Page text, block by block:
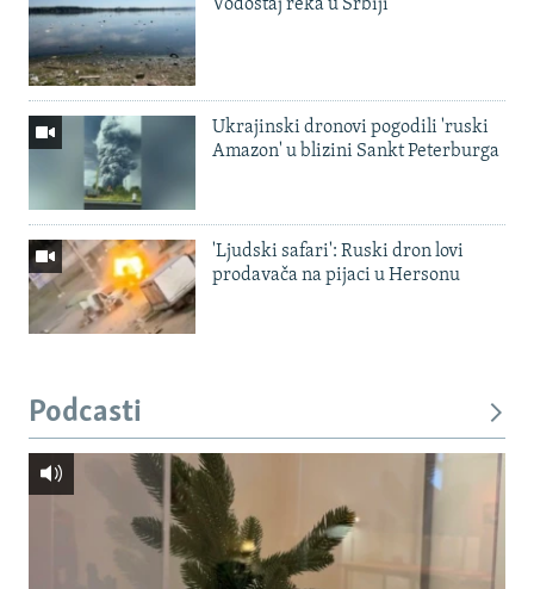
Vodostaj reka u Srbiji
Ukrajinski dronovi pogodili 'ruski
Amazon' u blizini Sankt Peterburga
'Ljudski safari': Ruski dron lovi
prodavača na pijaci u Hersonu
Podcasti